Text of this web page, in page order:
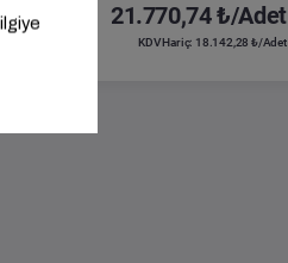
21.770,74 ₺/Adet
KDV Hariç: 18.142,28 ₺/Adet